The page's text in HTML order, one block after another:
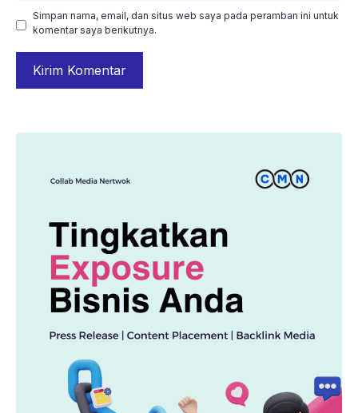
Simpan nama, email, dan situs web saya pada peramban ini untuk
komentar saya berikutnya.